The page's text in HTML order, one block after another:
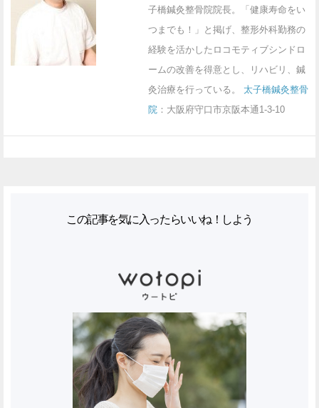
子橋鍼灸整骨院院長。「健康寿命をい
つまでも！」と掲げ、整形外科勤務の
経験を活かしたロコモティブシンドロ
ームの改善を得意とし、リハビリ、鍼
灸治療を行っている。 太子橋鍼灸整骨
院 ：大阪府守口市京阪本通1-3-10
この記事を気に入ったらいいね！しよう